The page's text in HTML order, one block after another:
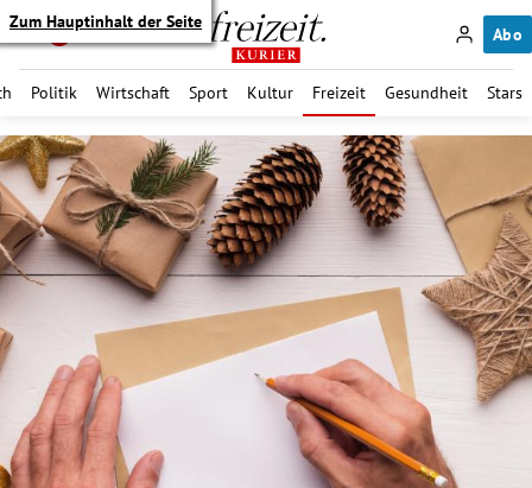
Zum Hauptinhalt der Seite
Abo
Politik Wirtschaft Sport Kultur Freizeit Gesundheit Stars